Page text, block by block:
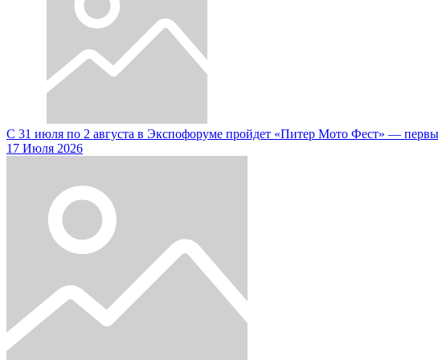
С 31 июля по 2 августа в Экспофоруме пройдет «Питер Мото Фест» —
17 Июля 2026